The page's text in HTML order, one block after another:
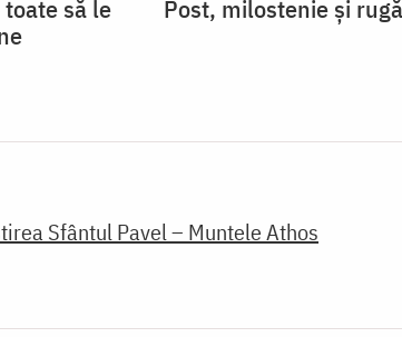
să le
Post, milostenie și
Sfântul Pavel – Muntele Athos